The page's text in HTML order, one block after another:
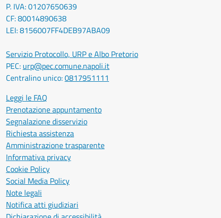
P. IVA: 01207650639
CF: 80014890638
LEI: 8156007FF4DEB97ABA09
Servizio Protocollo, URP e Albo Pretorio
PEC: urp@pec.comune.napoli.it
Centralino unico:0817951111
Leggi le FAQ
Prenotazione appuntamento
Segnalazione disservizio
Richiesta assistenza
Amministrazione trasparente
Informativa privacy
Cookie Policy
Social Media Policy
Note legali
Notifica atti giudiziari